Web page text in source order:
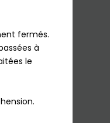
fermés.
à
le